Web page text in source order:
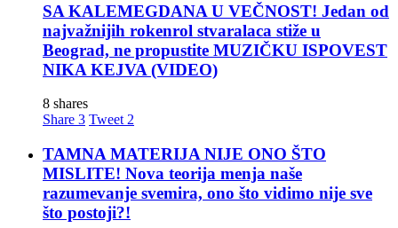
SA KALEMEGDANA U VEČNOST! Jedan od
najvažnijih rokenrol stvaralaca stiže u
Beograd, ne propustite MUZIČKU ISPOVEST
NIKA KEJVA (VIDEO)
8 shares
Share 3 Tweet 2
TAMNA MATERIJA NIJE ONO ŠTO
MISLITE! Nova teorija menja naše
razumevanje svemira, ono što vidimo nije sve
što postoji?!